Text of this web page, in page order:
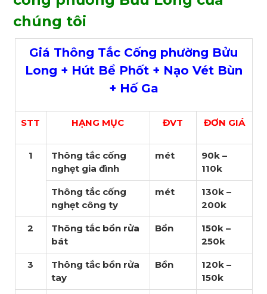
chúng tôi
Giá Thông Tắc Cống phường Bửu
Long + Hút Bể Phốt + Nạo Vét Bùn
+ Hố Ga
STT HẠNG MỤC ĐVT ĐƠN GIÁ
1
Thông tắc cống
nghẹt gia đình
mét
90k –
110k
Thông tắc cống
nghẹt công ty
mét
130k –
200k
2
Thông tắc bồn rửa
bát
Bồn
150k –
250k
3
Thông tắc bồn rửa
tay
Bồn
120k –
150k